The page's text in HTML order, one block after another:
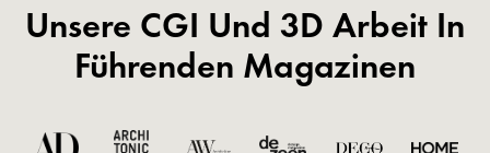
Unsere CGI Und 3D Arbeit In
Führenden Magazinen